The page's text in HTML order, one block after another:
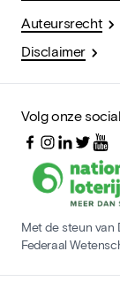
Auteursrecht
Disclaimer
Volg onze
Met de steun van
Federaal